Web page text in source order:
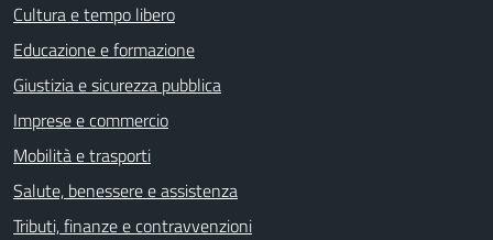
Cultura e tempo libero
Educazione e formazione
Giustizia e sicurezza pubblica
Imprese e commercio
Mobilità e trasporti
Salute, benessere e assistenza
Tributi, finanze e contravvenzioni